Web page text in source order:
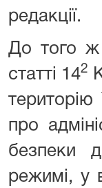
редакції.
До того ж
статті 142
про
безпеки
режимі, у